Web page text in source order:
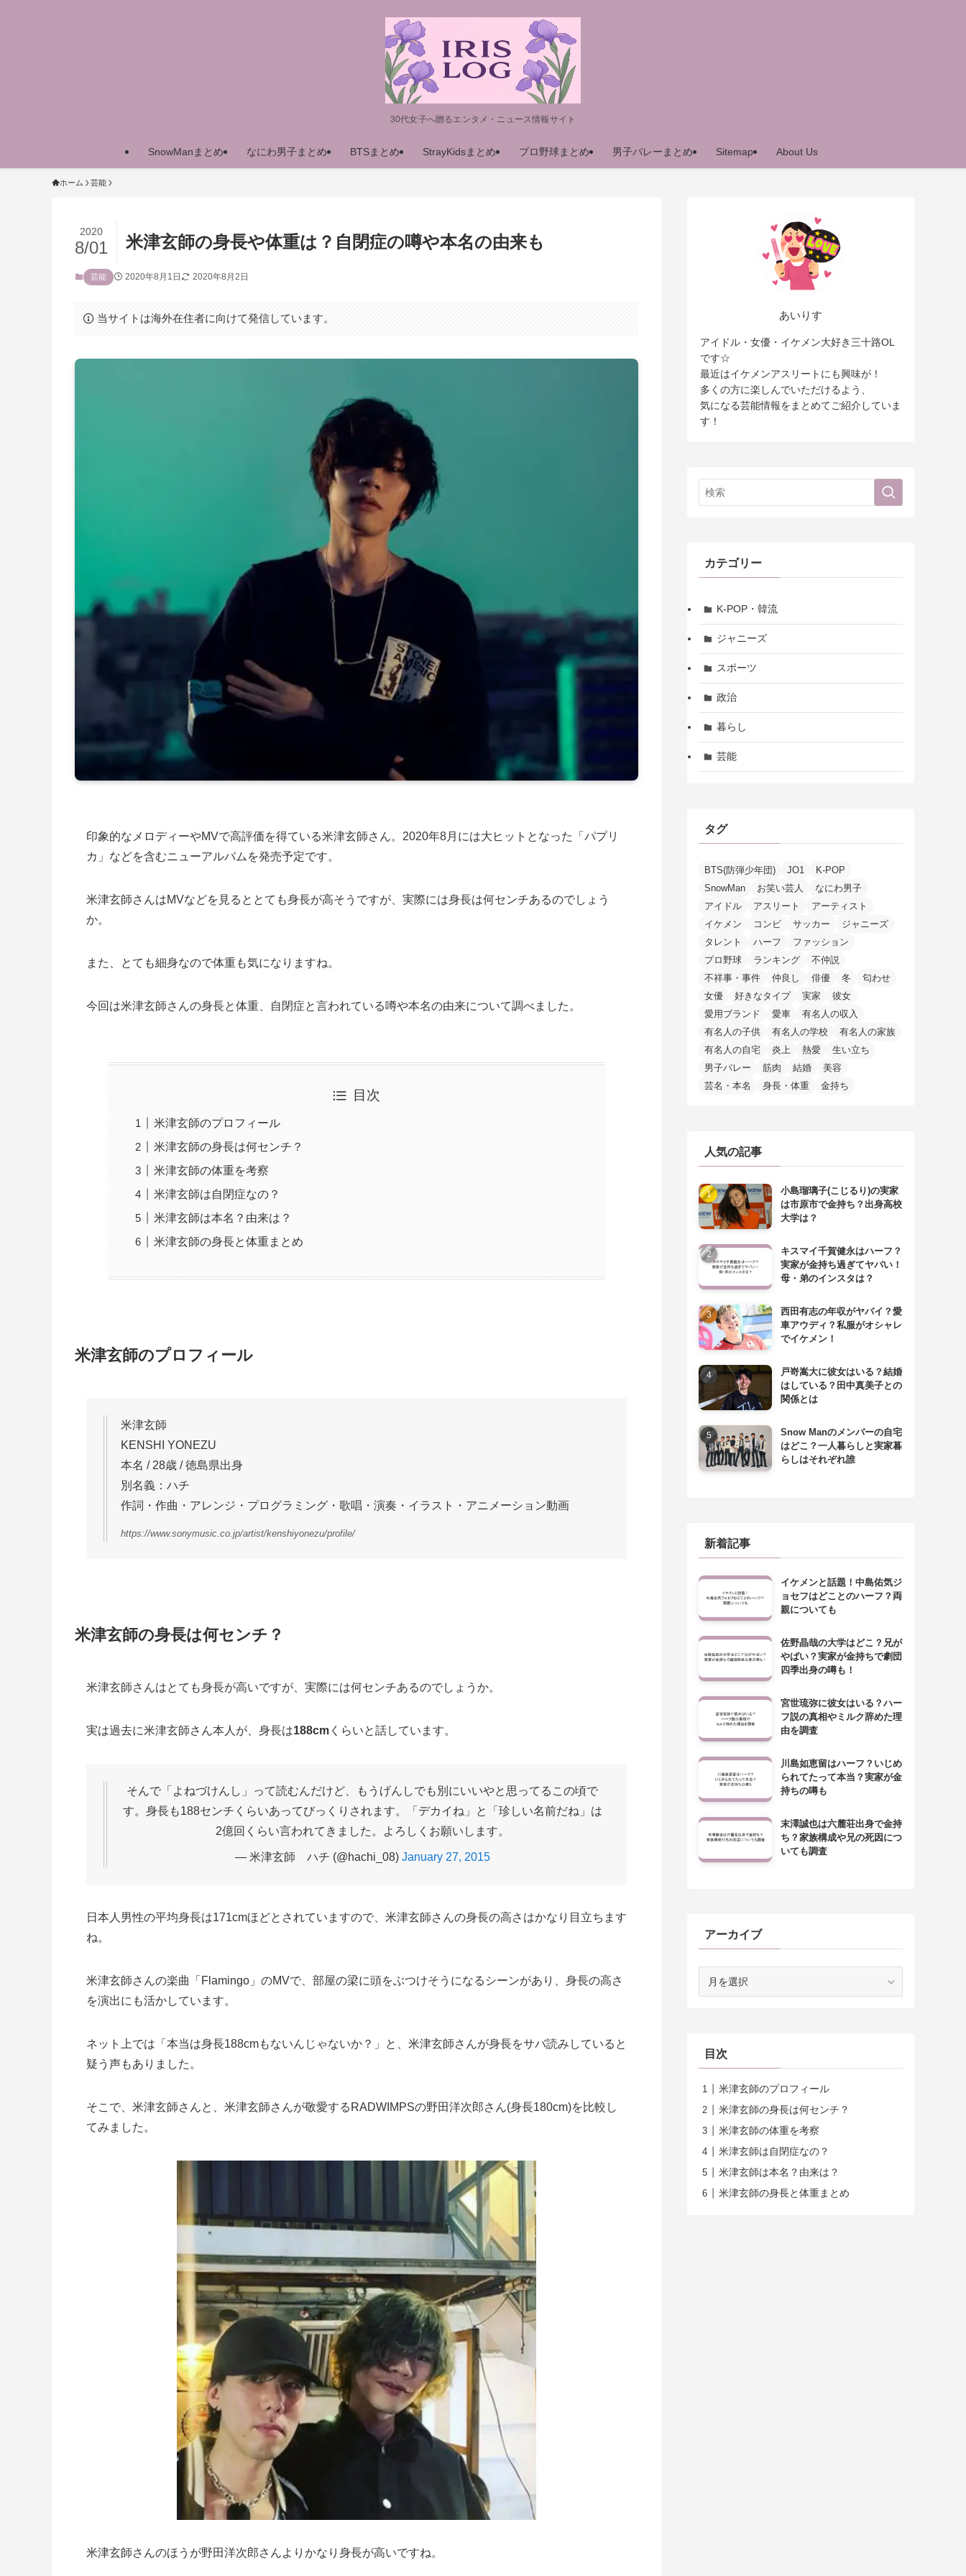
30代女子へ贈るエンタメ・ニュース情報サイト
SnowManまとめ なにわ男子まとめ BTSまとめ StrayKidsまとめ プロ野球まとめ 男子バレーまとめ Sitemap About Us
ホーム 芸能
米津玄師の身長や体重は？自閉症の噂や本名の由来も
2020
8/01
芸能 2020年8月1日 2020年8月2日
当サイトは海外在住者に向けて発信しています。
印象的なメロディーやMVで高評価を得ている米津玄師さん。2020年8月には大ヒットとなった「パプリ
カ」などを含むニューアルバムを発売予定です。
米津玄師さんはMVなどを見るととても身長が高そうですが、実際には身長は何センチあるのでしょう
か。
また、とても細身なので体重も気になりますね。
今回は米津玄師さんの身長と体重、自閉症と言われている噂や本名の由来について調べました。
目次
米津玄師のプロフィール
米津玄師の身長は何センチ？
米津玄師の体重を考察
米津玄師は自閉症なの？
米津玄師は本名？由来は？
米津玄師の身長と体重まとめ
米津玄師のプロフィール
米津玄師
KENSHI YONEZU
本名 / 28歳 / 徳島県出身
別名義：ハチ
作詞・作曲・アレンジ・プログラミング・歌唱・演奏・イラスト・アニメーション動画
https://www.sonymusic.co.jp/artist/kenshiyonezu/profile/
米津玄師の身長は何センチ？
米津玄師さんはとても身長が高いですが、実際には何センチあるのでしょうか。
実は過去に米津玄師さん本人が、身長は188cm くらいと話しています。
そんで「よねづけんし」って読むんだけど、もうげんしでも別にいいやと思ってるこの頃で
す。身長も188センチくらいあってびっくりされます。「デカイね」と「珍しい名前だね」は
2億回くらい言われてきました。よろしくお願いします。
— 米津玄師 ハチ (@hachi_08) January 27, 2015
日本人男性の平均身長は171cmほどとされていますので、米津玄師さんの身長の高さはかなり目立ちます
ね。
米津玄師さんの楽曲「Flamingo」のMVで、部屋の梁に頭をぶつけそうになるシーンがあり、身長の高さ
を演出にも活かしています。
ネット上では「本当は身長188cmもないんじゃないか？」と、米津玄師さんが身長をサバ読みしていると
疑う声もありました。
そこで、米津玄師さんと、米津玄師さんが敬愛するRADWIMPSの野田洋次郎さん(身長180cm)を比較し
てみました。
米津玄師さんのほうが野田洋次郎さんよりかなり身長が高いですね。
あいりす
アイドル・女優・イケメン大好き三十路OL
です☆
最近はイケメンアスリートにも興味が！
多くの方に楽しんでいただけるよう、
気になる芸能情報をまとめてご紹介していま
す！
カテゴリー
K-POP・韓流
ジャニーズ
スポーツ
政治
暮らし
芸能
タグ
BTS(防弾少年団) JO1
K-POP
SnowMan
お笑い芸人
なにわ男子
アイドル
アスリート
アーティスト
イケメン
コンビ サッカー
ジャニーズ
タレント
ハーフ
ファッション
プロ野球
ランキング
不仲説
不祥事・事件
仲良し 俳優 冬
匂わせ
女優
好きなタイプ 実家
彼女
愛用ブランド
愛車
有名人の収入
有名人の子供
有名人の学校
有名人の家族
有名人の自宅
炎上 熱愛
生い立ち
男子バレー
筋肉 結婚
美容
芸名・本名
身長・体重 金持ち
人気の記事
小島瑠璃子(こじるり)の実家
は市原市で金持ち？出身高校
大学は？
キスマイ千賀健永はハーフ？
実家が金持ち過ぎてヤバい！
母・弟のインスタは？
西田有志の年収がヤバイ？愛
車アウディ？私服がオシャレ
でイケメン！
戸嵜嵩大に彼女はいる？結婚
はしている？田中真美子との
関係とは
Snow Manのメンバーの自宅
はどこ？一人暮らしと実家暮
らしはそれぞれ誰
新着記事
イケメンと話題！中島佑気ジ
ョセフはどことのハーフ？両
親についても
佐野晶哉の大学はどこ？兄が
やばい？実家が金持ちで劇団
四季出身の噂も！
宮世琉弥に彼女はいる？ハー
フ説の真相やミルク辞めた理
由を調査
川島如恵留はハーフ？いじめ
られてたって本当？実家が金
持ちの噂も
末澤誠也は六麓荘出身で金持
ち？家族構成や兄の死因につ
いても調査
アーカイブ
目次
米津玄師のプロフィール
米津玄師の身長は何センチ？
米津玄師の体重を考察
米津玄師は自閉症なの？
米津玄師は本名？由来は？
米津玄師の身長と体重まとめ